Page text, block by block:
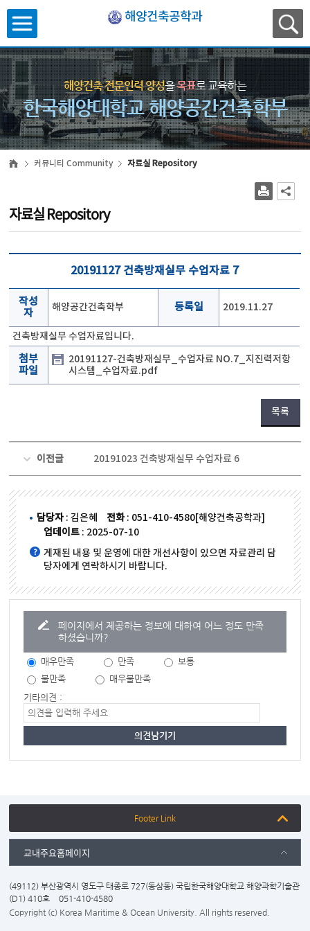
해양건축공학과
해양건축 전문인력 양성을목표로 교육하는
한국해양대학교 해양공간건축학부
커뮤니티 Community 자료실 Repository
자료실 Repository
20191127 건축방재실무 수업자료 7
작성
자
해양공간건축학부 등록일 2019.11.27
건축방재실무 수업자료입니다.
첨부
파일
20191127-건축방재실무_수업자료 NO.7_지진력저항
시스템_수업자료.pdf
목록
이전글 20191023 건축방재실무 수업자료 6
담당자 : 김은혜 전화 : 051-410-4580[해양건축공학과]
업데이트 : 2025-07-10
게재된 내용 및 운영에 대한 개선사항이 있으면 자료관리 담
당자에게 연락하시기 바랍니다.
페이지에서 제공하는 정보에 대하여 어느 정도 만족
하셨습니까?
매우만족 만족
보통
불만족
매우불만족
기타의견 :
Footer Link
교내주요홈페이지
(49112) 부산광역시 영도구 태종로 727(동삼동) 국립한국해양대학교 해양과학기술관
(D1) 410호
051-410-4580
Copyright (c) Korea Maritime & Ocean University. All rights reserved.